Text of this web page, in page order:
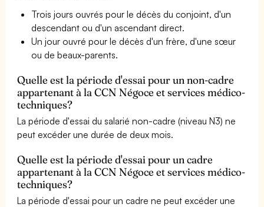
Trois jours ouvrés pour le décès du conjoint, d'un
descendant ou d'un ascendant direct.
Un jour ouvré pour le décès d'un frère, d'une sœur
ou de beaux-parents.
Quelle est la période d'essai pour un non-cadre
appartenant à la CCN Négoce et services médico-
techniques?
La période d'essai du salarié non-cadre (niveau N3) ne
peut excéder une durée de deux mois.
Quelle est la période d'essai pour un cadre
appartenant à la CCN Négoce et services médico-
techniques?
La période d'essai pour un cadre ne peut excéder une